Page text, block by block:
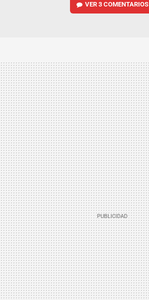
VER3 COMENTARIOS